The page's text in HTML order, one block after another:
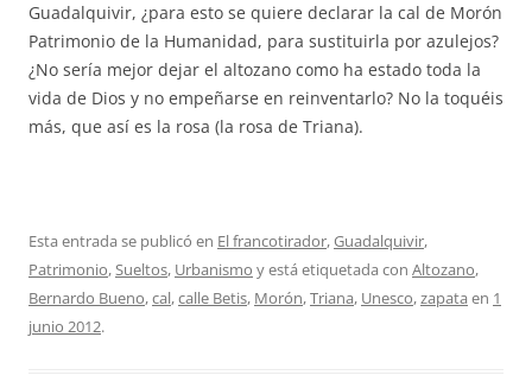
Guadalquivir, ¿para esto se quiere declarar la cal de Morón
Patrimonio de la Humanidad, para sustituirla por azulejos?
¿No sería mejor dejar el altozano como ha estado toda la
vida de Dios y no empeñarse en reinventarlo? No la toquéis
más, que así es la rosa (la rosa de Triana).
Esta entrada se publicó en El francotirador,Guadalquivir,
Patrimonio,Sueltos, Urbanismo y está etiquetada con Altozano,
Bernardo Bueno,cal,calle Betis, Morón,Triana, Unesco,zapata en 1
junio 2012.